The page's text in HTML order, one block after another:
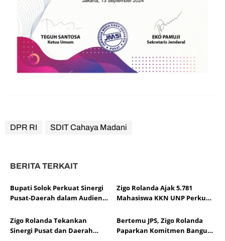
DPR RI SDIT Cahaya Madani
BERITA TERKAIT
Bupati Solok Perkuat Sinergi
Pusat-Daerah dalam Audiensi
DPR RI
Zigo Rolanda Ajak 5.781
Mahasiswa KKN UNP Perkuat
Pangan, dan Mitigasi Bencana
Sumbar
Zigo Rolanda Tekankan
Sinergi Pusat dan Daerah
Bertemu JPS, Zigo Rolanda
Paparkan Komitmen Bangun